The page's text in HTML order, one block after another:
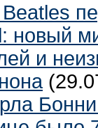
новый
и